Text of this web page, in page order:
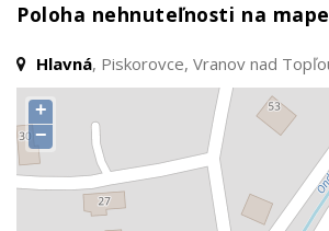
Poloha nehnuteľnosti na mape
Hlavná, Piskorovce, Vranov nad
+
−